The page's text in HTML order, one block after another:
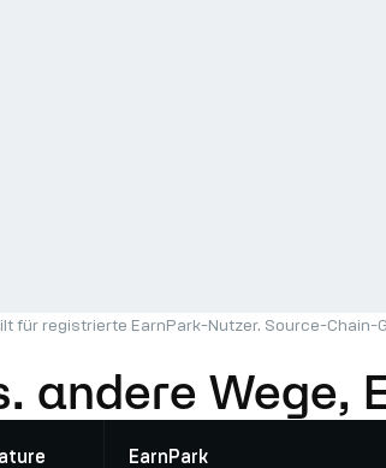
für registrierte EarnPark-Nutzer. Source-
andere Wege,
EarnPark